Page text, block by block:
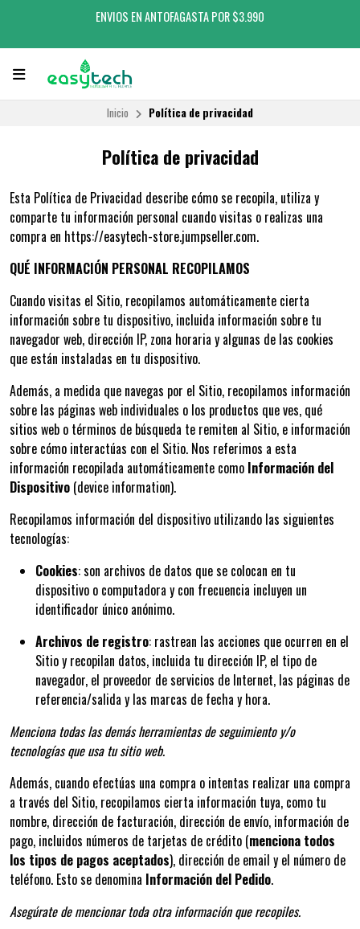
ENVIOS EN ANTOFAGASTA POR $3.990
Inicio Política de privacidad
Política de privacidad
Esta Política de Privacidad describe cómo se recopila, utiliza y
comparte tu información personal cuando visitas o realizas una
compra en https://easytech-store.jumpseller.com.
QUÉ INFORMACIÓN PERSONAL RECOPILAMOS
Cuando visitas el Sitio, recopilamos automáticamente cierta
información sobre tu dispositivo, incluida información sobre tu
navegador web, dirección IP, zona horaria y algunas de las cookies
que están instaladas en tu dispositivo.
Además, a medida que navegas por el Sitio, recopilamos información
sobre las páginas web individuales o los productos que ves, qué
sitios web o términos de búsqueda te remiten al Sitio, e información
sobre cómo interactúas con el Sitio. Nos referimos a esta
información recopilada automáticamente como Información del
Dispositivo (device information).
Recopilamos información del dispositivo utilizando las siguientes
tecnologías:
Cookies: son archivos de datos que se colocan en tu
dispositivo o computadora y con frecuencia incluyen un
identificador único anónimo.
Archivos de registro: rastrean las acciones que ocurren en el
Sitio y recopilan datos, incluida tu dirección IP, el tipo de
navegador, el proveedor de servicios de Internet, las páginas de
referencia/salida y las marcas de fecha y hora.
Menciona todas las demás herramientas de seguimiento y/o
tecnologías que usa tu sitio web.
Además, cuando efectúas una compra o intentas realizar una compra
a través del Sitio, recopilamos cierta información tuya, como tu
nombre, dirección de facturación, dirección de envío, información de
pago, incluidos números de tarjetas de crédito (menciona todos
los tipos de pagos aceptados), dirección de email y el número de
teléfono. Esto se denomina Información del Pedido.
Asegúrate de mencionar toda otra información que recopiles.